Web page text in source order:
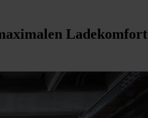
Ladekomfort